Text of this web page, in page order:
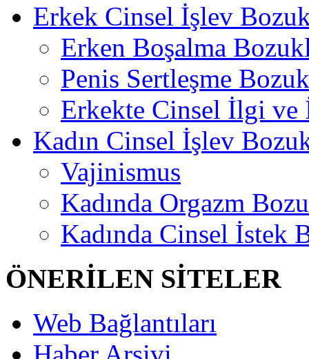
Erkek Cinsel İşlev
Erken Boşalma
Penis Sertleşme
Erkekte Cinsel İlgi ve
Kadın Cinsel İşlev
Vajinismus
Kadında Orgazm
Kadında Cinsel İstek
ÖNERİLEN SİTELER
Web Bağlantıları